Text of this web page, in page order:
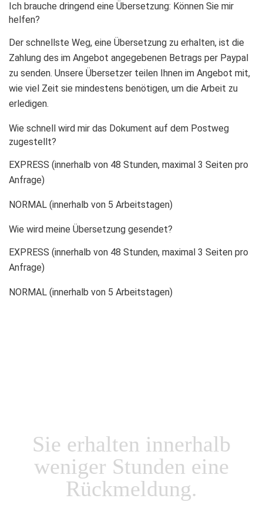
Ich brauche dringend eine Übersetzung: Können Sie mir
helfen?
Der schnellste Weg, eine Übersetzung zu erhalten, ist die
Zahlung des im Angebot angegebenen Betrags per Paypal
zu senden. Unsere Übersetzer teilen Ihnen im Angebot mit,
wie viel Zeit sie mindestens benötigen, um die Arbeit zu
erledigen.
Wie schnell wird mir das Dokument auf dem Postweg
zugestellt?
EXPRESS (innerhalb von 48 Stunden, maximal 3 Seiten pro
Anfrage)
NORMAL (innerhalb von 5 Arbeitstagen)
Wie wird meine Übersetzung gesendet?
EXPRESS (innerhalb von 48 Stunden, maximal 3 Seiten pro
Anfrage)
NORMAL (innerhalb von 5 Arbeitstagen)
Sie erhalten innerhalb
weniger Stunden eine
Rückmeldung.